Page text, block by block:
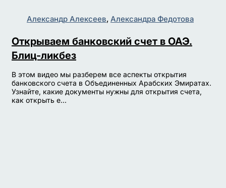
Александр Алексеев, Александра Федотова
Открываем банковский счет в ОАЭ.
Блиц-ликбез
В этом видео мы разберем все аспекты открытия
банковского счета в Объединенных Арабских Эмиратах.
Узнайте, какие документы нужны для открытия счета,
как открыть е...